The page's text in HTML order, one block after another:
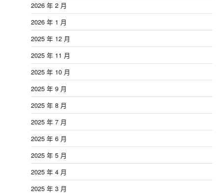
2026 年 2 月
2026 年 1 月
2025 年 12 月
2025 年 11 月
2025 年 10 月
2025 年 9 月
2025 年 8 月
2025 年 7 月
2025 年 6 月
2025 年 5 月
2025 年 4 月
2025 年 3 月